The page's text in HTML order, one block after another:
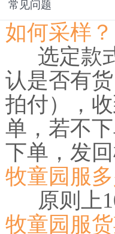
常见问题
如何采样？
选定款
认是否有
拍付），
单，若不
下单，发
牧童园服
原则上
牧童园服